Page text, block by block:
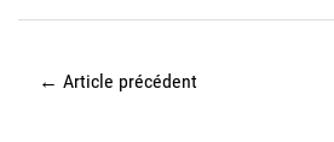
← Article précédent